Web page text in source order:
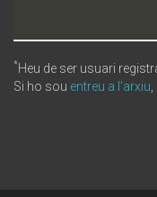
*Heu de ser usuari
Si ho sou entreu a l'arxiu